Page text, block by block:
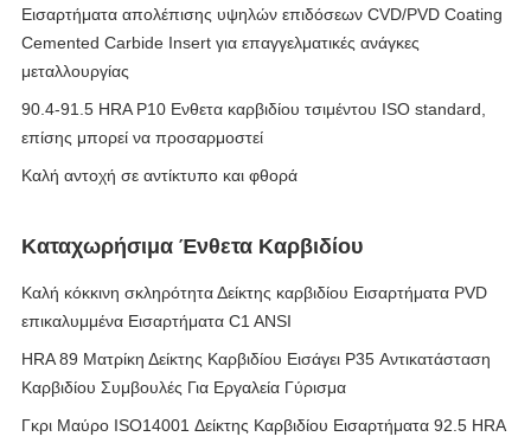
Εισαρτήματα απολέπισης υψηλών επιδόσεων CVD/PVD Coating
Cemented Carbide Insert για επαγγελματικές ανάγκες
μεταλλουργίας
90.4-91.5 HRA P10 Ενθετα καρβιδίου τσιμέντου ISO standard,
επίσης μπορεί να προσαρμοστεί
Καλή αντοχή σε αντίκτυπο και φθορά
Καταχωρήσιμα Ένθετα Καρβιδίου
Καλή κόκκινη σκληρότητα Δείκτης καρβιδίου Εισαρτήματα PVD
επικαλυμμένα Εισαρτήματα C1 ANSI
HRA 89 Ματρίκη Δείκτης Καρβιδίου Εισάγει P35 Αντικατάσταση
Καρβιδίου Συμβουλές Για Εργαλεία Γύρισμα
Γκρι Μαύρο ISO14001 Δείκτης Καρβιδίου Εισαρτήματα 92.5 HRA